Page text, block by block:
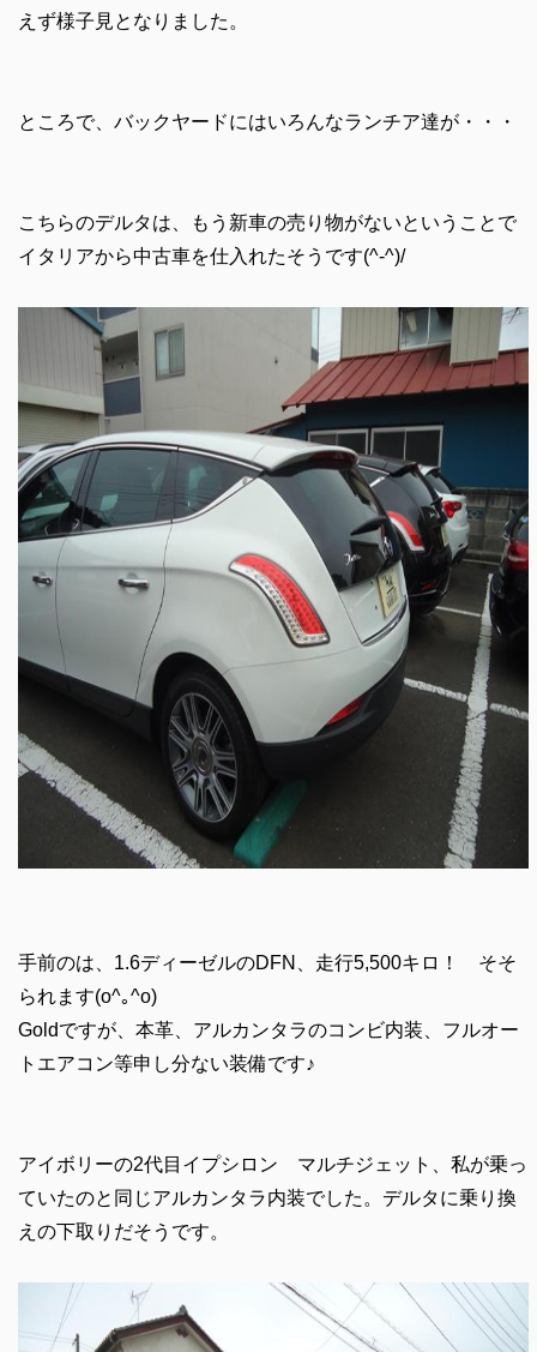
えず様子見となりました。
ところで、バックヤードにはいろんなランチア達が・・・
こちらのデルタは、もう新車の売り物がないということで
イタリアから中古車を仕入れたそうです(^-^)/
手前のは、1.6ディーゼルのDFN、走行5,500キロ！ そそ
られます(o^｡^o)
Goldですが、本革、アルカンタラのコンビ内装、フルオー
トエアコン等申し分ない装備です♪
アイボリーの2代目イプシロン マルチジェット、私が乗っ
ていたのと同じアルカンタラ内装でした。デルタに乗り換
えの下取りだそうです。